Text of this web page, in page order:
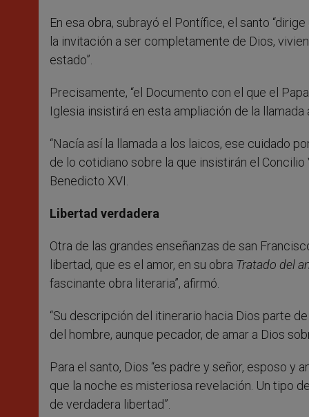
En esa obra, subrayó el Pontífice, el santo
la invitación a ser completamente de Dios,
estado”.
Precisamente, “el Documento con el que el
Iglesia insistirá en esta ampliación de la llamada
“Nacía así la llamada a los laicos, ese cuidado
de lo cotidiano sobre la que insistirán el
Benedicto XVI.
Libertad verdadera
Otra de las grandes enseñanzas de san
libertad, que es el amor, en su obra Tratado del
fascinante obra literaria”, afirmó.
“Su descripción del itinerario hacia Dios parte
del hombre, aunque pecador, de amar a Dios
Para el santo, Dios “es padre y señor, esposo y
que la noche es misteriosa revelación. Un tipo
de verdadera libertad”.